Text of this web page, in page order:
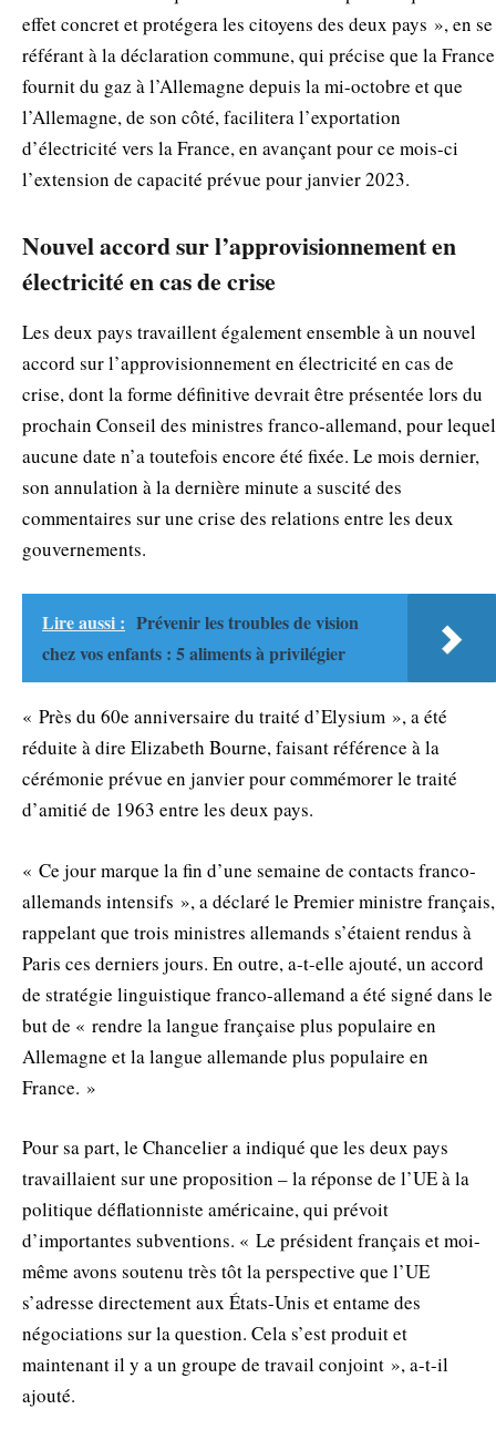
effet concret et protégera les citoyens des deux pays », en se
référant à la déclaration commune, qui précise que la France
fournit du gaz à l’Allemagne depuis la mi-octobre et que
l’Allemagne, de son côté, facilitera l’exportation
d’électricité vers la France, en avançant pour ce mois-ci
l’extension de capacité prévue pour janvier 2023.
Nouvel accord sur l’approvisionnement en
électricité en cas de crise
Les deux pays travaillent également ensemble à un nouvel
accord sur l’approvisionnement en électricité en cas de
crise, dont la forme définitive devrait être présentée lors du
prochain Conseil des ministres franco-allemand, pour lequel
aucune date n’a toutefois encore été fixée. Le mois dernier,
son annulation à la dernière minute a suscité des
commentaires sur une crise des relations entre les deux
gouvernements.
Lire aussi : Prévenir les troubles de vision
chez vos enfants : 5 aliments à privilégier
« Près du 60e anniversaire du traité d’Elysium », a été
réduite à dire Elizabeth Bourne, faisant référence à la
cérémonie prévue en janvier pour commémorer le traité
d’amitié de 1963 entre les deux pays.
« Ce jour marque la fin d’une semaine de contacts franco-
allemands intensifs », a déclaré le Premier ministre français,
rappelant que trois ministres allemands s’étaient rendus à
Paris ces derniers jours. En outre, a-t-elle ajouté, un accord
de stratégie linguistique franco-allemand a été signé dans le
but de « rendre la langue française plus populaire en
Allemagne et la langue allemande plus populaire en
France. »
Pour sa part, le Chancelier a indiqué que les deux pays
travaillaient sur une proposition – la réponse de l’UE à la
politique déflationniste américaine, qui prévoit
d’importantes subventions. « Le président français et moi-
même avons soutenu très tôt la perspective que l’UE
s’adresse directement aux États-Unis et entame des
négociations sur la question. Cela s’est produit et
maintenant il y a un groupe de travail conjoint », a-t-il
ajouté.